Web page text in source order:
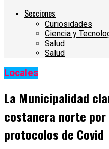
Secciones
Curiosidades
Ciencia y
Salud
Salud
Locales
La Municipalidad
costanera norte
protocolos de Covid